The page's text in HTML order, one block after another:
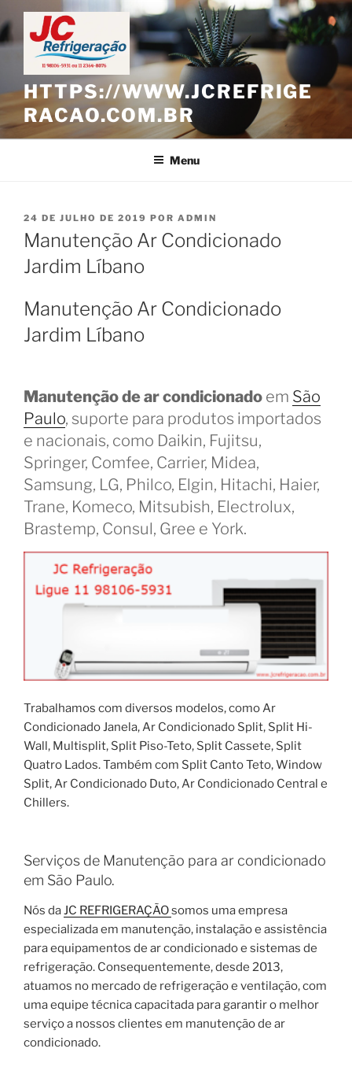
Pular
para
o
conteúdo
HTTPS://WWW.JCREFRIGE
RACAO.COM.BR
Menu
PUBLICADO
EM
24 DE JULHO DE 2019 POR ADMIN
Manutenção Ar Condicionado
Jardim Líbano
Manutenção Ar Condicionado
Jardim Líbano
Manutenção de ar condicionado em São
Paulo, suporte para produtos importados
e nacionais, como Daikin, Fujitsu,
Springer, Comfee, Carrier, Midea,
Samsung, LG, Philco, Elgin, Hitachi, Haier,
Trane, Komeco, Mitsubish, Electrolux,
Brastemp, Consul, Gree e York.
Trabalhamos com diversos modelos, como Ar
Condicionado Janela, Ar Condicionado Split, Split Hi-
Wall, Multisplit, Split Piso-Teto, Split Cassete, Split
Quatro Lados. Também com Split Canto Teto, Window
Split, Ar Condicionado Duto, Ar Condicionado Central e
Chillers.
Serviços de Manutenção para ar condicionado
em São Paulo.
Nós daJC REFRIGERAÇÃOsomos uma empresa
especializada em manutenção, instalação e assistência
para equipamentos de ar condicionado e sistemas de
refrigeração. Consequentemente, desde 2013,
atuamos no mercado de refrigeração e ventilação, com
uma equipe técnica capacitada para garantir o melhor
serviço a nossos clientes em manutenção de ar
condicionado.